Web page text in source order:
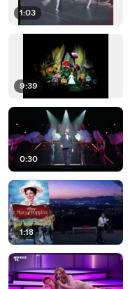
1:03
9:39
0:30
1:18